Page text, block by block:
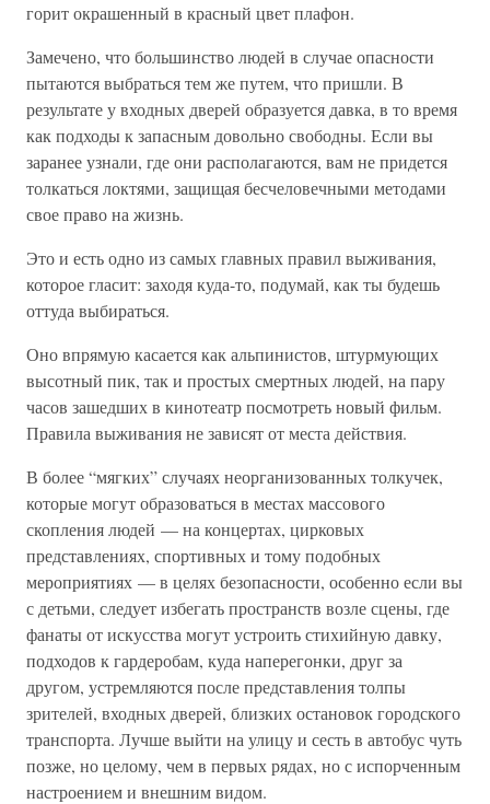
горит окрашенный в красный цвет плафон.
Замечено, что большинство людей в случае опасности
пытаются выбраться тем же путем, что пришли. В
результате у входных дверей образуется давка, в то время
как подходы к запасным довольно свободны. Если вы
заранее узнали, где они располагаются, вам не придется
толкаться локтями, защищая бесчеловечными методами
свое право на жизнь.
Это и есть одно из самых главных правил выживания,
которое гласит: заходя куда-то, подумай, как ты будешь
оттуда выбираться.
Оно впрямую касается как альпинистов, штурмующих
высотный пик, так и простых смертных людей, на пару
часов зашедших в кинотеатр посмотреть новый фильм.
Правила выживания не зависят от места действия.
В более “мягких” случаях неорганизованных толкучек,
которые могут образоваться в местах массового
скопления людей — на концертах, цирковых
представлениях, спортивных и тому подобных
мероприятиях — в целях безопасности, особенно если вы
с детьми, следует избегать пространств возле сцены, где
фанаты от искусства могут устроить стихийную давку,
подходов к гардеробам, куда наперегонки, друг за
другом, устремляются после представления толпы
зрителей, входных дверей, близких остановок городского
транспорта. Лучше выйти на улицу и сесть в автобус чуть
позже, но целому, чем в первых рядах, но с испорченным
настроением и внешним видом.